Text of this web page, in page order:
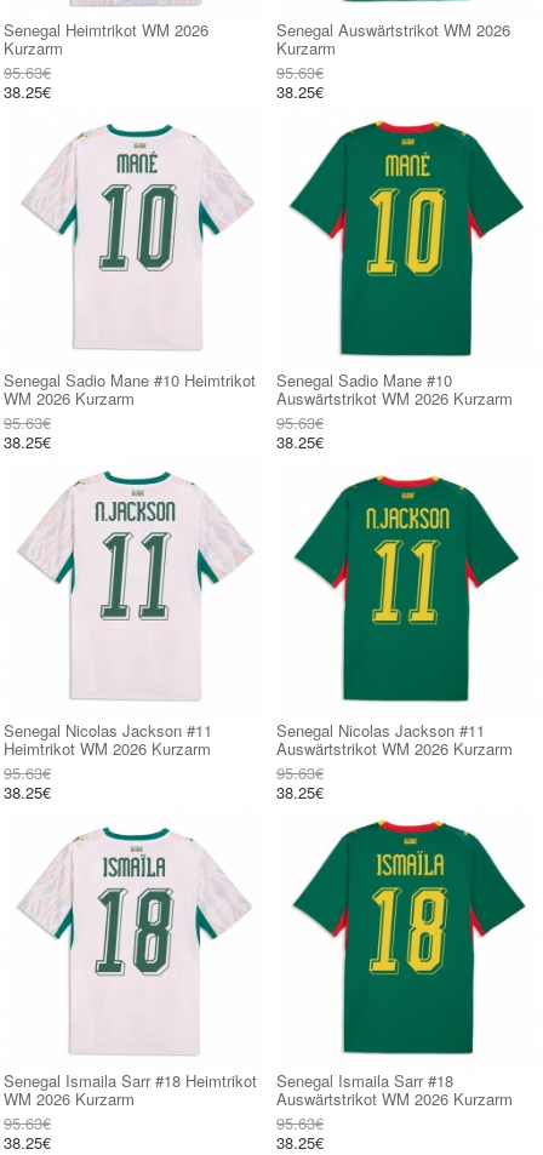
Senegal Heimtrikot WM 2026
Kurzarm
95.63€
38.25€
Senegal Auswärtstrikot WM 2026
Kurzarm
95.63€
38.25€
Senegal Sadio Mane #10 Heimtrikot
WM 2026 Kurzarm
95.63€
38.25€
Senegal Sadio Mane #10
Auswärtstrikot WM 2026 Kurzarm
95.63€
38.25€
Senegal Nicolas Jackson #11
Heimtrikot WM 2026 Kurzarm
95.63€
38.25€
Senegal Nicolas Jackson #11
Auswärtstrikot WM 2026 Kurzarm
95.63€
38.25€
Senegal Ismaila Sarr #18 Heimtrikot
WM 2026 Kurzarm
95.63€
38.25€
Senegal Ismaila Sarr #18
Auswärtstrikot WM 2026 Kurzarm
95.63€
38.25€